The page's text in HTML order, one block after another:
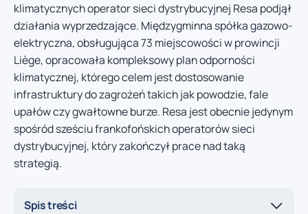
klimatycznych operator sieci dystrybucyjnej Resa podjął
działania wyprzedzające. Międzygminna spółka gazowo-
elektryczna, obsługująca 73 miejscowości w prowincji
Liège, opracowała kompleksowy plan odporności
klimatycznej, którego celem jest dostosowanie
infrastruktury do zagrożeń takich jak powodzie, fale
upałów czy gwałtowne burze. Resa jest obecnie jedynym
spośród sześciu frankofońskich operatorów sieci
dystrybucyjnej, który zakończył prace nad taką
strategią.
Spis treści